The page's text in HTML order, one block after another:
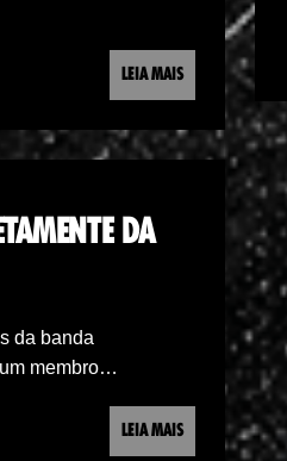
LEIA MAIS
DA
da banda
membro…
LEIA MAIS